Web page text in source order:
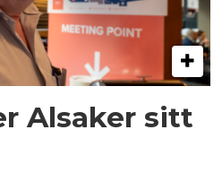
Alsaker sitt